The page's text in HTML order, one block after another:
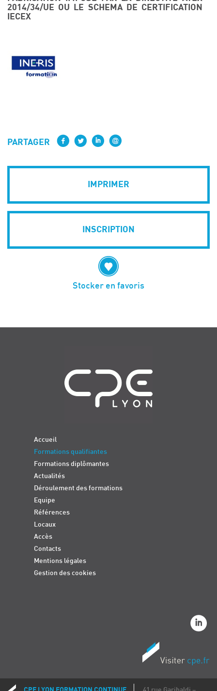
2014/34/UE OU LE SCHEMA DE CERTIFICATION
IECEX
PARTAGER
IMPRIMER
INSCRIPTION
Stocker en favoris
Accueil
Formations qualifiantes
Formations diplômantes
Actualités
Déroulement des formations
Equipe
Références
Locaux
Accès
Contacts
Mentions légales
Gestion des cookies